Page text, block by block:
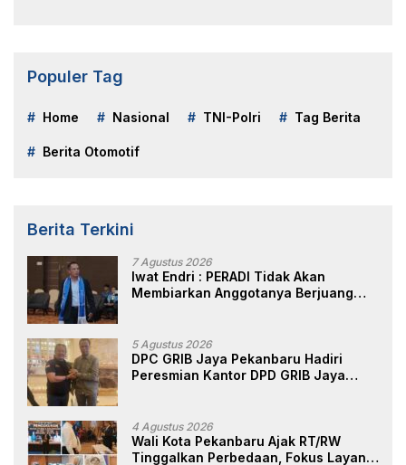
Populer Tag
Home Nasional TNI-Polri Tag Berita
Berita Otomotif
Berita Terkini
7 Agustus 2026
Iwat Endri : PERADI Tidak Akan
Membiarkan Anggotanya Berjuang
5 Agustus 2026
DPC GRIB Jaya Pekanbaru Hadiri
Peresmian Kantor DPD GRIB Jaya
4 Agustus 2026
Wali Kota Pekanbaru Ajak RT/RW
Tinggalkan Perbedaan, Fokus Layani